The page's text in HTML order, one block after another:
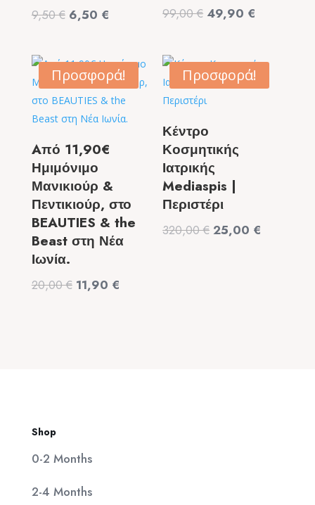
9,50€ Original
9,50 €.
6,50 €
είναι:
6,50 €.
99,00€ Original
99,00 €.
49,90 €
49,90 €.
Προσφορά!
Aπό 11,90€
Ημιμόνιμο
Μανικιούρ &
Πεντικιούρ, στο
BEAUTIES & the
Beast στη Νέα
Ιωνία.
20,00€ Original
11,90 €
Προσφορά!
Κέντρο
Κοσμητικής
Ιατρικής
Mediaspis |
Περιστέρι
320,00€ Original
25,00 €
Shop
0-2 Months
2-4 Months